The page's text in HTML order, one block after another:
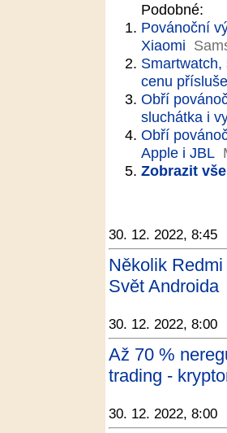
Podobné:
Povánoční
Xiaomi
cenu
Obří
sluchátka i
Obří
Apple i JBL
Zobrazit
30. 12. 2022, 8:45
Několik
Svět Androida
30. 12. 2022, 8:00
Až 70 %
trading -
30. 12. 2022, 8:00